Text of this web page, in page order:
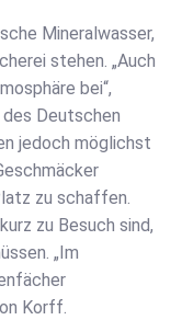
Mineralwasser,
stehen. „Auch
bei“,
Deutschen
jedoch möglichst
zu schaffen.
zu Besuch sind,
„Im
Korff.